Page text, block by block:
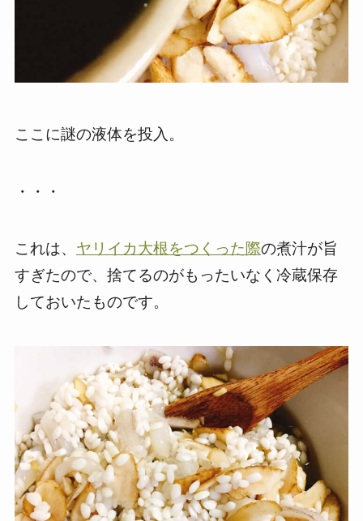
ここに謎の液体を投入。
・・・
これは、 ヤリイカ大根をつくった際の煮汁が旨
すぎたので、捨てるのがもったいなく冷蔵保存
しておいたものです。